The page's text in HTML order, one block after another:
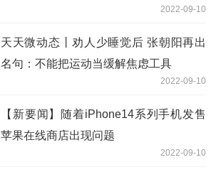
2022-09-10
天天微动态丨劝人少睡觉后 张朝阳再出
名句：不能把运动当缓解焦虑工具
2022-09-10
【新要闻】随着iPhone14系列手机发售
苹果在线商店出现问题
2022-09-10